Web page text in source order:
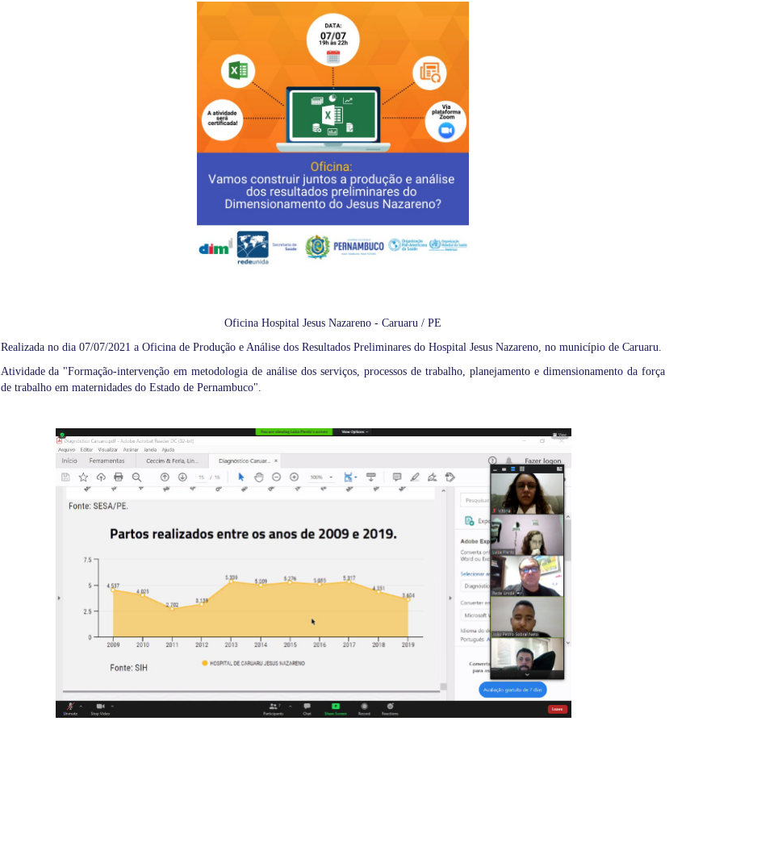
Oficina Hospital Jesus Nazareno - Caruaru / PE
Realizada no dia 07/07/2021 a Oficina de Produção e Análise dos Resultados Preliminares do Hospital Jesus Nazareno, no município de Caruaru.
Atividade da "Formação-intervenção em metodologia de análise dos serviços, processos de trabalho, planejamento e dimensionamento da força
de trabalho em maternidades do Estado de Pernambuco".